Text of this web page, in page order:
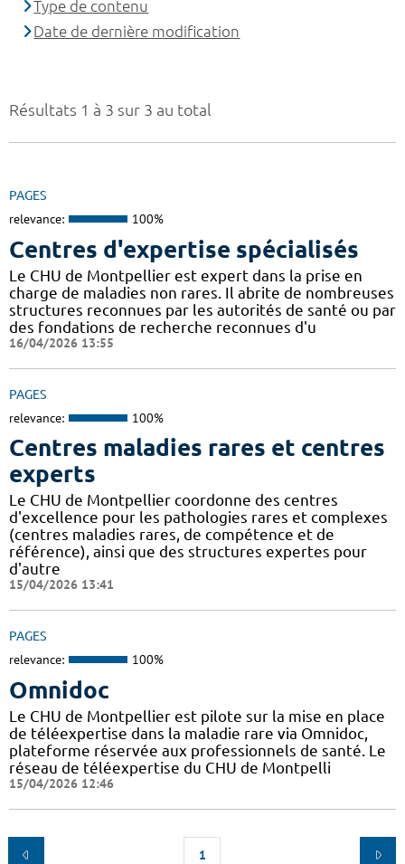
Résultats 1 à 3 sur 3 au total
PAGES
relevance: 100%
Centres d'expertise spécialisés
Le CHU de Montpellier est expert dans la prise en
charge de maladies non rares. Il abrite de nombreuses
structures reconnues par les autorités de santé ou par
des fondations de recherche reconnues d'u
16/04/2026 13:55
PAGES
relevance: 100%
Centres maladies rares et centres
experts
Le CHU de Montpellier coordonne des centres
d'excellence pour les pathologies rares et complexes
(centres maladies rares, de compétence et de
référence), ainsi que des structures expertes pour
d'autre
15/04/2026 13:41
PAGES
relevance: 100%
Omnidoc
Le CHU de Montpellier est pilote sur la mise en place
de téléexpertise dans la maladie rare via Omnidoc,
plateforme réservée aux professionnels de santé. Le
réseau de téléexpertise du CHU de Montpelli
15/04/2026 12:46
1
Type de contenu
Date de dernière modification